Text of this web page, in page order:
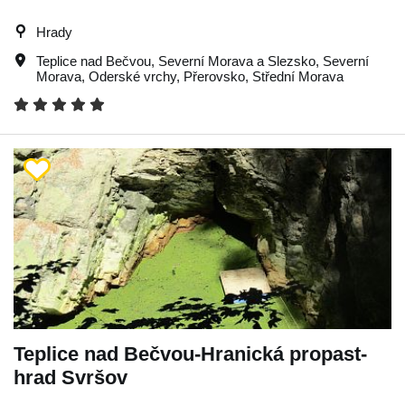
Hrady
Teplice nad Bečvou, Severní Morava a Slezsko, Severní
Morava, Oderské vrchy, Přerovsko, Střední Morava
Teplice nad Bečvou-Hranická propast-
hrad Svršov